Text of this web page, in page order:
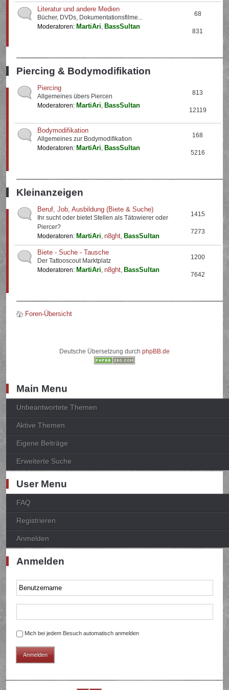
Literatur und andere Medien
Bücher, DVDs, Dokumentationsfilme...
Moderatoren: MartiAri, BassSultan
68
831
Piercing & Bodymodifikation
Piercing
Allgemeines übers Piercen
Moderatoren: MartiAri, BassSultan
813
12119
Bodymodifikation
Allgemeines zur Bodymodifikation
Moderatoren: MartiAri, BassSultan
168
5216
Kleinanzeigen
Beruf, Job, Ausbildung (Biete & Suche)
Ihr sucht oder bietet Stellen als Tätowierer oder
Piercer?
Moderatoren: MartiAri,n8ght, BassSultan
1415
7273
Biete - Suche - Tausche
Der Tattooscout Marktplatz
Moderatoren: MartiAri,n8ght, BassSultan
1200
7642
Foren-Übersicht
Deutsche Übersetzung durch phpBB.de
Main Menu
Unbeantwortete Themen
Aktive Themen
Eigene Beiträge
Erweiterte Suche
User Menu
FAQ
Registrieren
Anmelden
Anmelden
Mich bei jedem Besuch automatisch anmelden